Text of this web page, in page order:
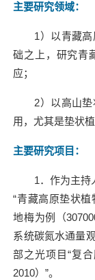
主要研究领域：
1）以青藏高
础之上，研究青
应；
2）以高山垫
用，尤其是垫状
主要研究项目 ：
1．作为主持人
“青藏高原垫状
地梅为例（
系统碳氮水通量
部之光项目“复
2010）”。